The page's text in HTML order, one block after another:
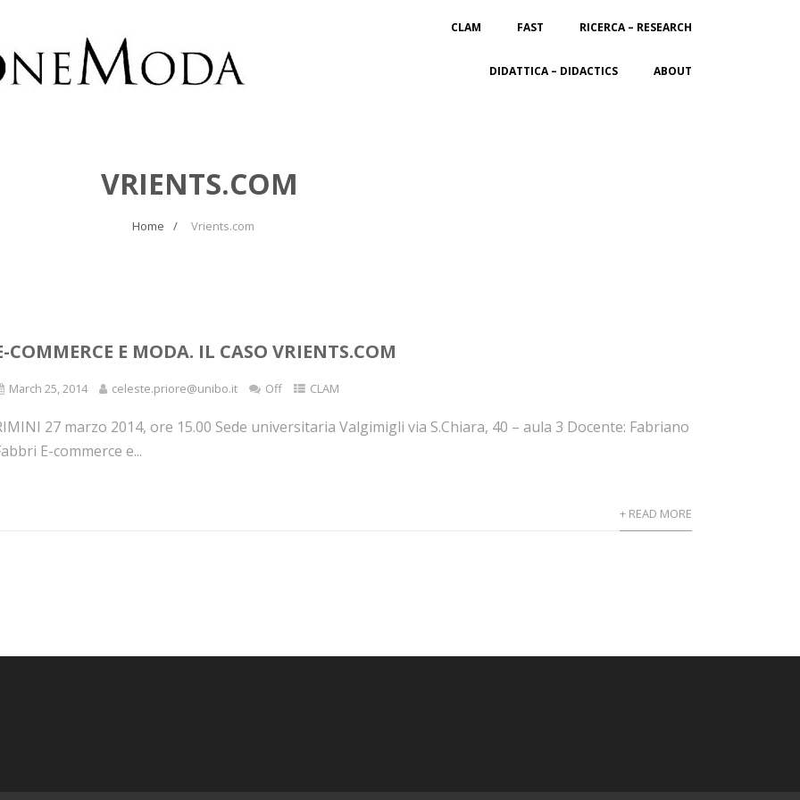
CLAM FAST RICERCA – RESEARCH
DIDATTICA – DIDACTICS ABOUT
VRIENTS.COM
Home Vrients.com
COMMERCE E MODA. IL CASO VRIENTS.COM
March 25, 2014 celeste.priore@unibo.it Off CLAM
27 marzo 2014, ore 15.00 Sede universitaria Valgimigli via S.Chiara, 40 – aula 3 Docente: Fabriano
E-commerce e...
+ READ MORE